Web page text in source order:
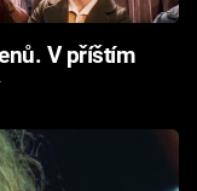
V příštím